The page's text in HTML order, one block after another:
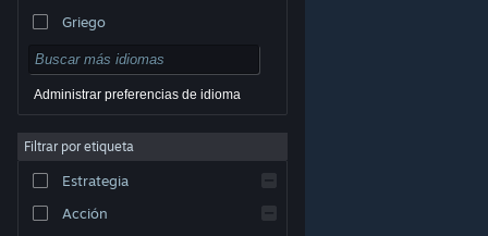
© Valve Corporation. Todos los derechos reservados.
Todas las marcas registradas pertenecen a sus
de Privacidad|Información legal
Acuerdo de Suscriptor a Steam
Cookies
Griego
Administrar preferencias de idioma
Filtrar por etiqueta
Estrategia
Acción